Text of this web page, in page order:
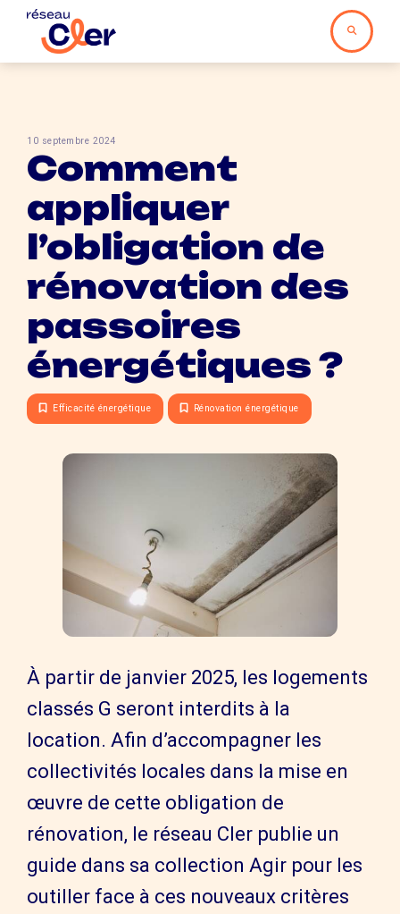
10 septembre 2024
Comment
appliquer
l’obligation de
rénovation des
passoires
énergétiques ?
Efficacité énergétique Rénovation énergétique
À partir de janvier 2025, les logements
classés G seront interdits à la
location. Afin d’accompagner les
collectivités locales dans la mise en
œuvre de cette obligation de
rénovation, le réseau Cler publie un
guide dans sa collection Agir pour les
outiller face à ces nouveaux critères